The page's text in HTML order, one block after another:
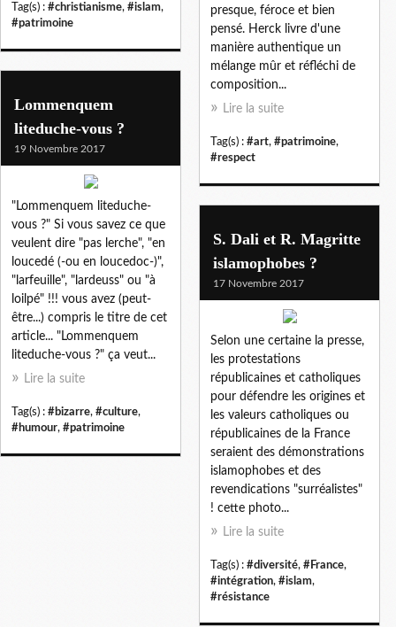
Tag(s) : #christianisme, #islam,
#patrimoine
presque, féroce et bien
pensé. Herck livre d'une
manière authentique un
mélange mûr et réfléchi de
composition...
Lire la suite
Tag(s) : #art, #patrimoine,
#respect
Lommenquem
liteduche-vous ?
19 Novembre 2017
"Lommenquem liteduche-
vous ?" Si vous savez ce que
veulent dire "pas lerche", "en
loucedé (-ou en loucedoc-)",
"larfeuille", "lardeuss" ou "à
loilpé" !!! vous avez (peut-
être...) compris le titre de cet
article... "Lommenquem
liteduche-vous ?" ça veut...
Lire la suite
Tag(s) : #bizarre, #culture,
#humour, #patrimoine
S. Dali et R. Magritte
islamophobes ?
17 Novembre 2017
Selon une certaine la presse,
les protestations
républicaines et catholiques
pour défendre les origines et
les valeurs catholiques ou
républicaines de la France
seraient des démonstrations
islamophobes et des
revendications "surréalistes"
! cette photo...
Lire la suite
Tag(s) : #diversité, #France,
#intégration, #islam,
#résistance